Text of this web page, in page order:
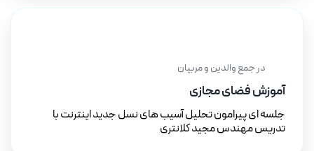
در جمع والدین و مربیان
آموزش فضای مجازی
جلسه ای پیرامون تحلیل آسیب های نسل جدید اینترنت با
تدریس مهندس مجید کلانتری